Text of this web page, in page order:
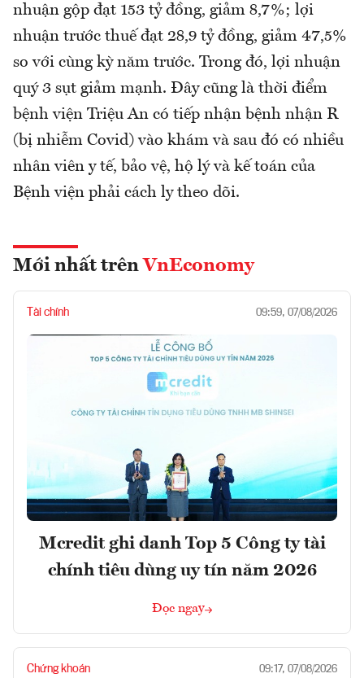
nhuận gộp đạt 153 tỷ đồng, giảm 8,7%; lợi
nhuận trước thuế đạt 28,9 tỷ đồng, giảm 47,5%
so với cùng kỳ năm trước. Trong đó, lợi nhuận
quý 3 sụt giảm mạnh. Đây cũng là thời điểm
bệnh viện Triệu An có tiếp nhận bệnh nhận R
(bị nhiễm Covid) vào khám và sau đó có nhiều
nhân viên y tế, bảo vệ, hộ lý và kế toán của
Bệnh viện phải cách ly theo dõi.
Mới nhất trên VnEconomy
Tài chính 09:59, 07/08/2026
Mcredit ghi danh Top 5 Công ty tài
chính tiêu dùng uy tín năm 2026
Đọc ngay
Chứng khoán 09:17, 07/08/2026